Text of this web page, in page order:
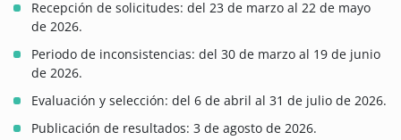
Recepción de solicitudes: del 23 de marzo al 22 de mayo
de 2026.
Periodo de inconsistencias: del 30 de marzo al 19 de junio
de 2026.
Evaluación y selección: del 6 de abril al 31 de julio de 2026.
Publicación de resultados: 3 de agosto de 2026.